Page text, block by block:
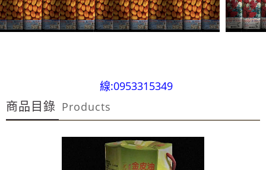
線:0953315349
100%美國正品~美國代購短T~全館75折~售完為止!
~週年慶～週年慶～團購聖品~ 金皮油~買滿二千元免
運費~買12瓶送1瓶~手腳要快喔～秋冬保養喉嚨最好聖品～
100%美國OUTLET代購~全館美國紐約正品服飾~滿
商品目錄 Products